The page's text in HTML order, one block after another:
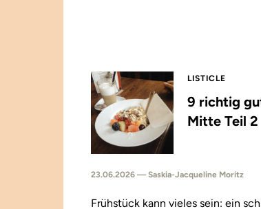
LISTICLE
9 richtig
Mitte Teil 2
23.06.2026 — Saskia-Jacqueline Moritz
Frühstück kann vieles sein: ein